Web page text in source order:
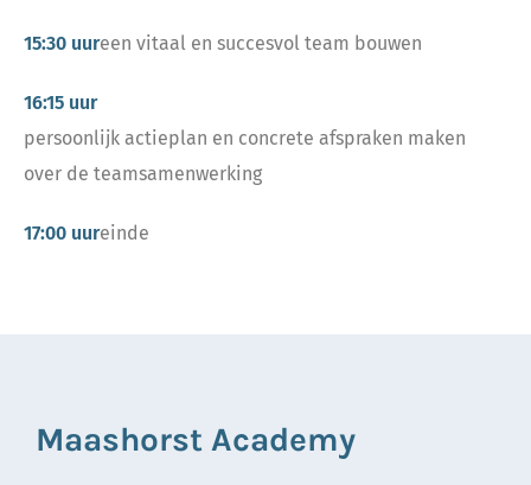
15:30 uureen vitaal en succesvol team bouwen
16:15 uur
persoonlijk actieplan en concrete afspraken maken
over de teamsamenwerking
17:00 uureinde
Maashorst Academy